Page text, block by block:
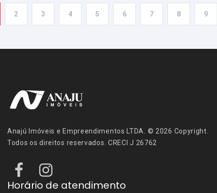
2 3 4 5 6 7 8 9
Anajú Imóveis e Empreendimentos LTDA. © 2026 Copyright.
Todos os direitos reservados. CRECI J 26762
Horário de atendimento